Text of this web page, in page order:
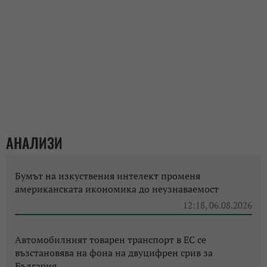
АНАЛИЗИ
Бумът на изкуствения интелект променя
американската икономика до неузнаваемост
12:18, 06.08.2026
Автомобилният товарен транспорт в ЕС се
възстановява на фона на двуцифрен срив за